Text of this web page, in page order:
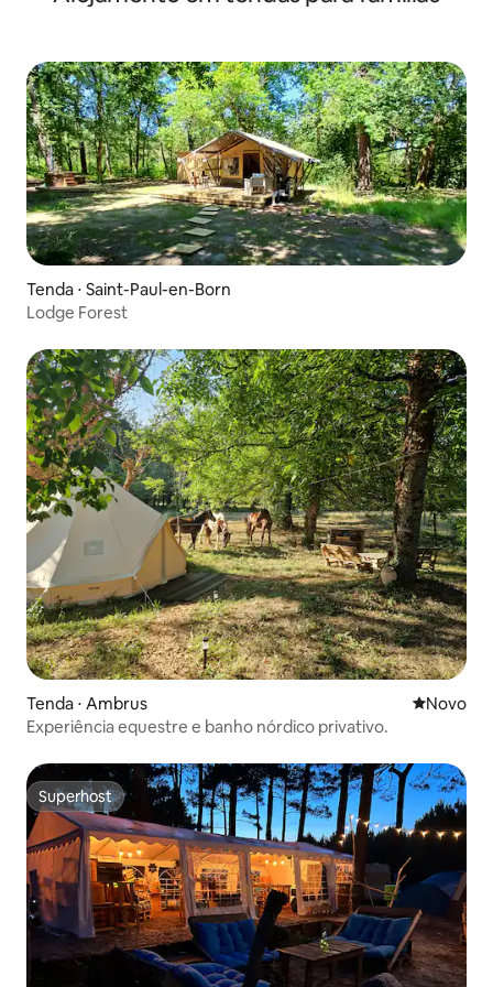
Tenda ⋅ Saint-Paul-en-Born
Lodge Forest
Tenda ⋅ Ambrus Novo
Novo
Experiência equestre e banho nórdico privativo.
Superhost
Superhost